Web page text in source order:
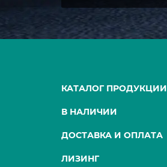
КАТАЛОГ ПРОДУКЦИИ
В НАЛИЧИИ
ДОСТАВКА И ОПЛАТА
ЛИЗИНГ